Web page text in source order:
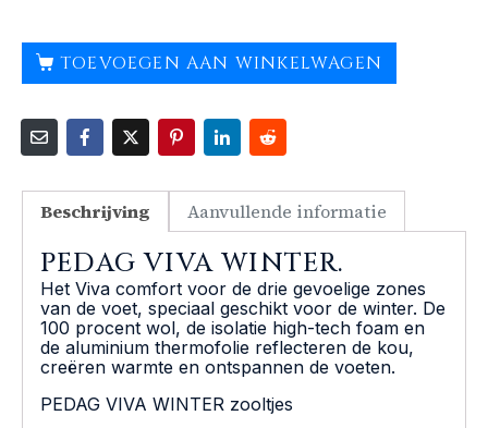
TOEVOEGEN AAN WINKELWAGEN
Beschrijving Aanvullende informatie
PEDAG VIVA WINTER.
Het Viva comfort voor de drie gevoelige zones
van de voet, speciaal geschikt voor de winter. De
100 procent wol, de isolatie high-tech foam en
de aluminium thermofolie reflecteren de kou,
creëren warmte en ontspannen de voeten.
PEDAG VIVA WINTER zooltjes